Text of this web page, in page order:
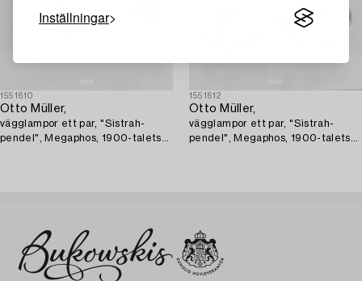
Inställningar
1551610
Otto Müller,
vägglampor ett par, "Sistrah-
pendel", Megaphos, 1900-talets
1551612
Otto Müller,
vägglampor ett par, "Sistrah-
pendel", Megaphos, 1900-talets